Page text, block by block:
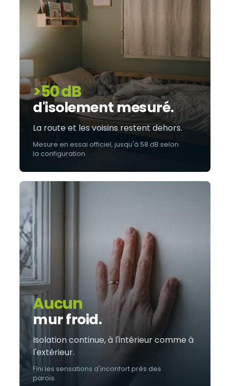
>50 dB
d'isolement mesuré.
La route et les voisins restent dehors.
Mesure en essai officiel, jusqu'à 58 dB selon
la configuration.
Aucun
mur froid.
Isolation continue, à l'intérieur comme à
l'extérieur.
Fini les sensations d'inconfort près des
parois.